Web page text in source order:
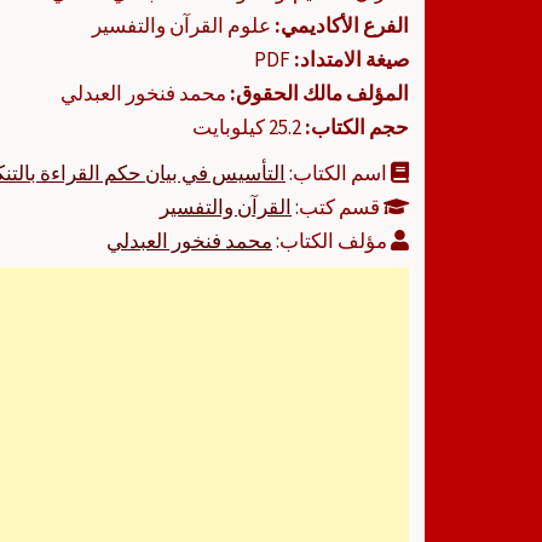
الفرع الأكاديمي: علوم القرآن والتفسير
صيغة الامتداد:
المؤلف مالك الحقوق: محمد فنخور العبدلي
حجم الكتاب:
اسم الكتاب:التأسيس في بيان حكم القراءة
قسم كتب:القرآن والتفسير
مؤلف الكتاب:محمد فنخور العبدلي